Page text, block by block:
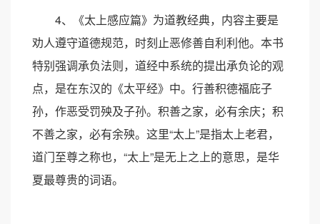
4、《太上感应篇》为道教经典，内容主要是
劝人遵守道德规范，时刻止恶修善自利利他。本书
特别强调承负法则，道经中系统的提出承负论的观
点，是在东汉的《太平经》中。行善积德福庇子
孙，作恶受罚殃及子孙。积善之家，必有余庆；积
不善之家，必有余殃。这里“太上”是指太上老君，
道门至尊之称也，“太上”是无上之上的意思，是华
夏最尊贵的词语。